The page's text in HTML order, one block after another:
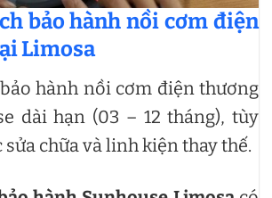
bảo hành nồi cơm điện
Limosa
hành nồi cơm điện thương
dài hạn (03 – 12 tháng), tùy
chữa và linh kiện thay thế.